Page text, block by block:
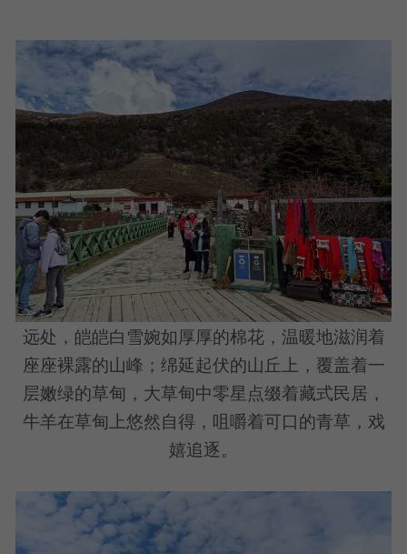
远处，皑皑白雪婉如厚厚的棉花，温暖地滋润着
座座裸露的山峰；绵延起伏的山丘上，覆盖着一
层嫩绿的草甸，大草甸中零星点缀着藏式民居，
牛羊在草甸上悠然自得，咀嚼着可口的青草，戏
嬉追逐。